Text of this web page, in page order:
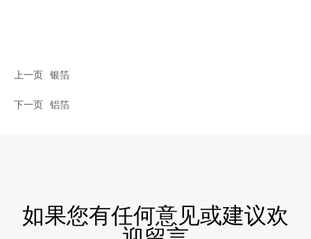
上一页 银箔
下一页 铝箔
如果您有任何意见或建议欢